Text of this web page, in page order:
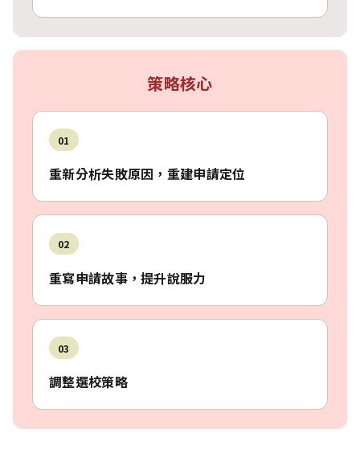
策略核心
01
重新分析失敗原因，重建申請定位
02
重寫申請故事，提升說服力
03
調整選校策略